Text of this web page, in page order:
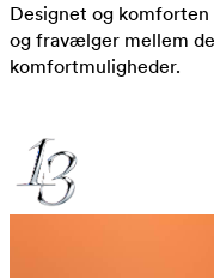
Designet og komforten
og fravælger mellem
komfortmuligheder.